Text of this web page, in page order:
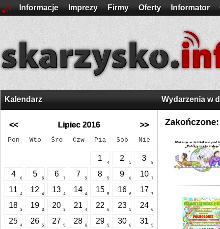
Informacje Imprezy Firmy Oferty Informator
Kalendarz
<< Lipiec 2016 >>
Pon Wto Śro Czw Pią Sob Nie
1
4
2
5
3
8
4
6
5
6
6
7
7
5
8
5
9
8
10
7
11
4
12
4
13
4
14
4
15
5
16
6
17
7
18
3
19
3
20
3
21
4
22
6
23
5
24
6
25
4
26
5
27
5
28
6
29
5
30
6
31
5
Wydarzenia w
Zakończone: